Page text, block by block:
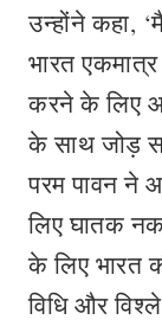
उन्होंने कहा,
भारत
करने के लिए
के साथ जोड़
परम पावन ने
लिए घातक
के लिए भारत
विधि और